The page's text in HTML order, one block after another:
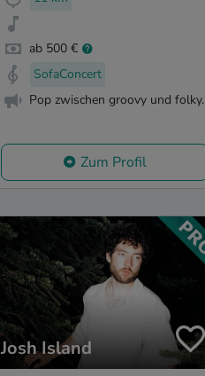
ab 500 €
SofaConcert
Pop zwischen groovy und folky.
Zum Profil
Josh Island